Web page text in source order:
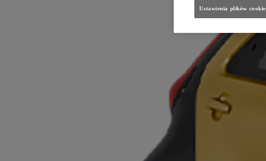
Ustawienia plików cookie